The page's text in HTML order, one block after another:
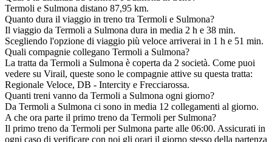
Termoli e Sulmona distano 87,95 km.
Quanto dura il viaggio in treno tra Termoli e Sulmona?
Il viaggio da Termoli a Sulmona dura in media 2 h e 38 min.
Scegliendo l'opzione di viaggio più veloce arriverai in 1 h e 51 min.
Quali compagnie collegano Termoli a Sulmona?
La tratta da Termoli a Sulmona è coperta da 2 società. Come puoi
vedere su Virail, queste sono le compagnie attive su questa tratta:
Regionale Veloce, DB - Intercity e Frecciarossa.
Quanti treni vanno da Termoli a Sulmona ogni giorno?
Da Termoli a Sulmona ci sono in media 12 collegamenti al giorno.
A che ora parte il primo treno da Termoli per Sulmona?
Il primo treno da Termoli per Sulmona parte alle 06:00. Assicurati in
ogni caso di verificare con noi gli orari il giorno stesso della partenza